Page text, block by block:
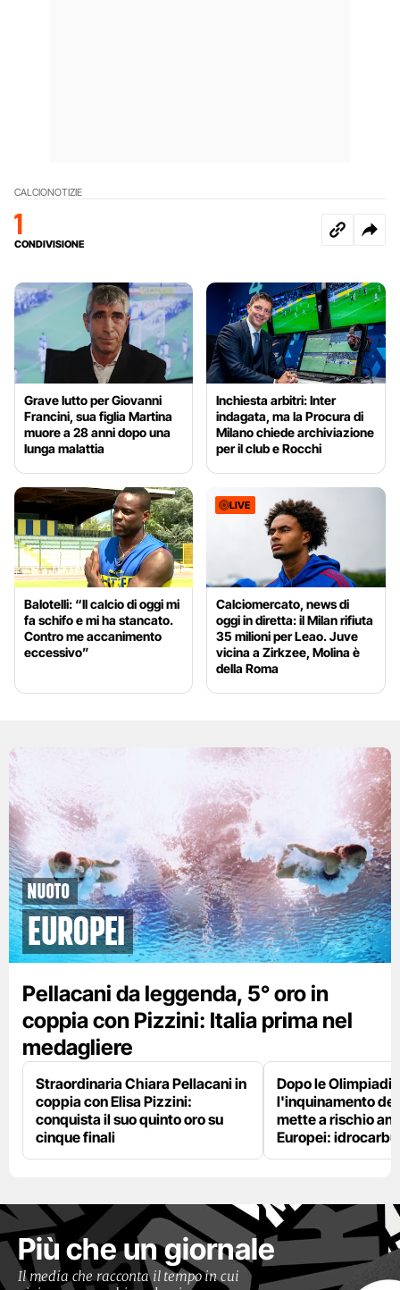
CALCIONOTIZIE
1
CONDIVISIONE
Grave lutto per Giovanni
Francini, sua figlia Martina
muore a 28 anni dopo una
lunga malattia
Inchiesta arbitri: Inter
indagata, ma la Procura di
Milano chiede archiviazione
per il club e Rocchi
Balotelli: “Il calcio di oggi mi
fa schifo e mi ha stancato.
Contro me accanimento
eccessivo”
LIVE
Calciomercato, news di
oggi in diretta: il Milan rifiuta
35 milioni per Leao. Juve
vicina a Zirkzee, Molina è
della Roma
Nuoto
Europei
Pellacani da leggenda, 5° oro in
coppia con Pizzini: Italia prima nel
medagliere
Straordinaria Chiara Pellacani in
coppia con Elisa Pizzini:
conquista il suo quinto oro su
cinque finali
Dopo le Olimpiadi,
l'inquinamento
mette a rischio
Europei:
Più che un giornale
Il media che racconta il tempo in cui